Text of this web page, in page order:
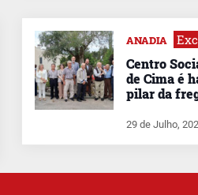
ANADIA
Centro
de Cima é
pilar da
29 de Julho,